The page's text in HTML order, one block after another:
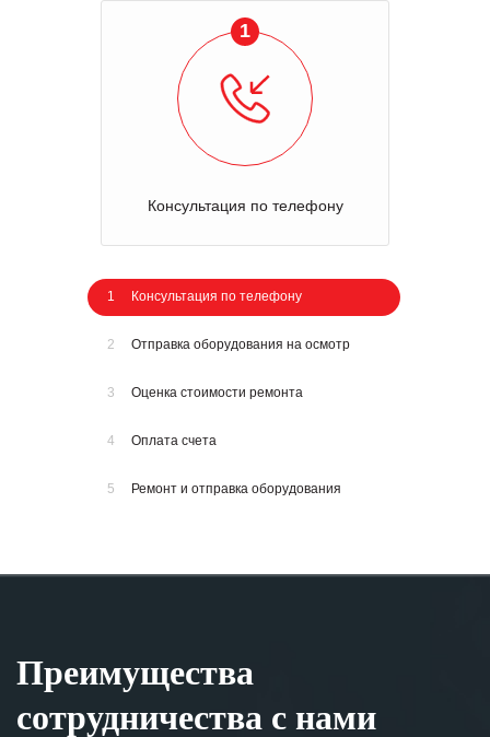
1
Консультация по телефону
1 Консультация по телефону
2 Отправка оборудования на осмотр
3 Оценка стоимости ремонта
4 Оплата счета
5 Ремонт и отправка оборудования
Преимущества
сотрудничества с нами